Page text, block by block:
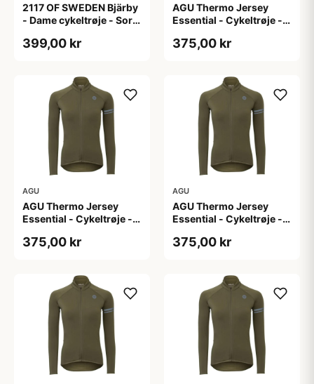
2117 OF SWEDEN Bjärby
- Dame cykeltrøje - Sort
399,00 kr
AGU Thermo Jersey
Essential - Cykeltrøje -
L
375,00 kr
AGU
AGU Thermo Jersey
Essential - Cykeltrøje -
M
375,00 kr
AGU
AGU Thermo Jersey
Essential - Cykeltrøje -
S
375,00 kr